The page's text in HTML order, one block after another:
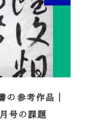
の参考作品｜
号の課題